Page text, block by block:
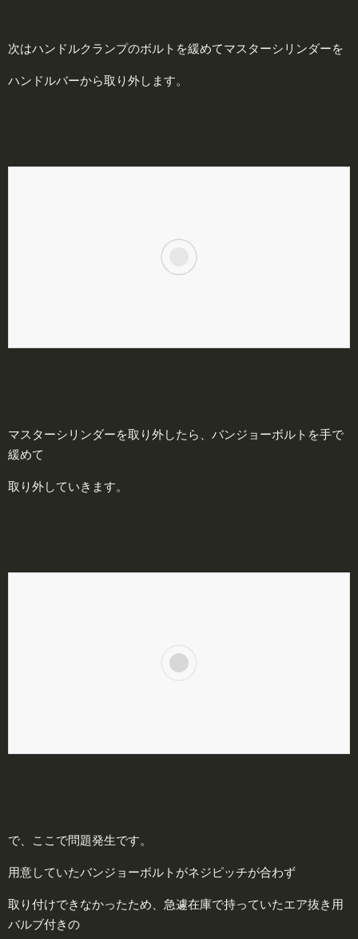
次はハンドルクランプのボルトを緩めてマスターシリンダーを
ハンドルバーから取り外します。
マスターシリンダーを取り外したら、バンジョーボルトを手で
緩めて
取り外していきます。
で、ここで問題発生です。
用意していたバンジョーボルトがネジピッチが合わず
取り付けできなかったため、急遽在庫で持っていたエア抜き用
バルブ付きの